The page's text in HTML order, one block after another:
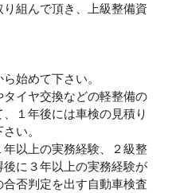
組んで頂き、上級整備資
始めて下さい。
イヤ交換などの軽整備の
１年後には車検の見積り
い。
以上の実務経験、２級整
に３年以上の実務経験が
否判定を出す自動車検査